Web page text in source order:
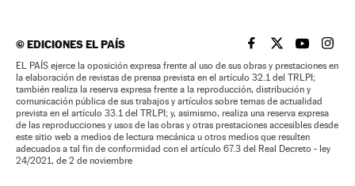
©EDICIONES EL PAÍS EL PAÍS BRASIL EN
EL PAÍSEL PAÍS
EL
EL PAÍS ejerce la oposición expresa frente al uso de sus obras y prestaciones en
la elaboración de revistas de prensa prevista en el artículo 32.1 del TRLPI;
también realiza la reserva expresa frente a la reproducción, distribución y
comunicación pública de sus trabajos y artículos sobre temas de actualidad
prevista en el artículo 33.1 del TRLPI; y, asimismo, realiza una reserva expresa
de las reproducciones y usos de las obras y otras prestaciones accesibles desde
este sitio web a medios de lectura mecánica u otros medios que resulten
adecuados a tal fin de conformidad con el artículo 67.3 del Real Decreto - ley
24/2021, de 2 de noviembre